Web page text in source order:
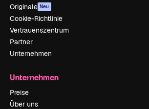
Originale Neu
Cookie-Richtlinie
Vertrauenszentrum
Partner
Unternehmen
Unternehmen
Preise
Über uns